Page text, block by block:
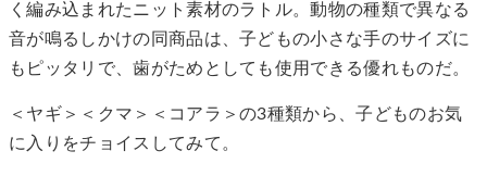
く編み込まれたニット素材のラトル。動物の種類で異なる
音が鳴るしかけの同商品は、子どもの小さな手のサイズに
もピッタリで、歯がためとしても使用できる優れものだ。
＜ヤギ＞＜クマ＞＜コアラ＞の3種類から、子どものお気
に入りをチョイスしてみて。